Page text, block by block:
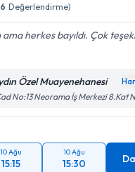
işlenmesini kabul ediyorum.
Değerlendirme)
herkes bayıldı. Çok
Özel Muayenehanesi
No:13 Neorama İş Merkezi 8.Kat
10 Ağu
15:15
10 Ağu
15:30